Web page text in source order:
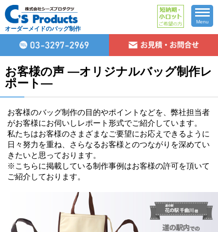
オーダーメイドのバッグ制作
Menu
お客様の声 ―オリジナルバッグ制作レ
ポート―
お客様のバッグ制作の目的やポイントなどを、弊社担当者
がお客様にお伺いしレポート形式でご紹介しています。
私たちはお客様のさまざまなご要望にお応えできるように
日々努力を重ね、さらなるお客様とのつながりを深めてい
きたいと思っております。
※こちらに掲載している制作事例はお客様の許可を頂いて
ご紹介しております。